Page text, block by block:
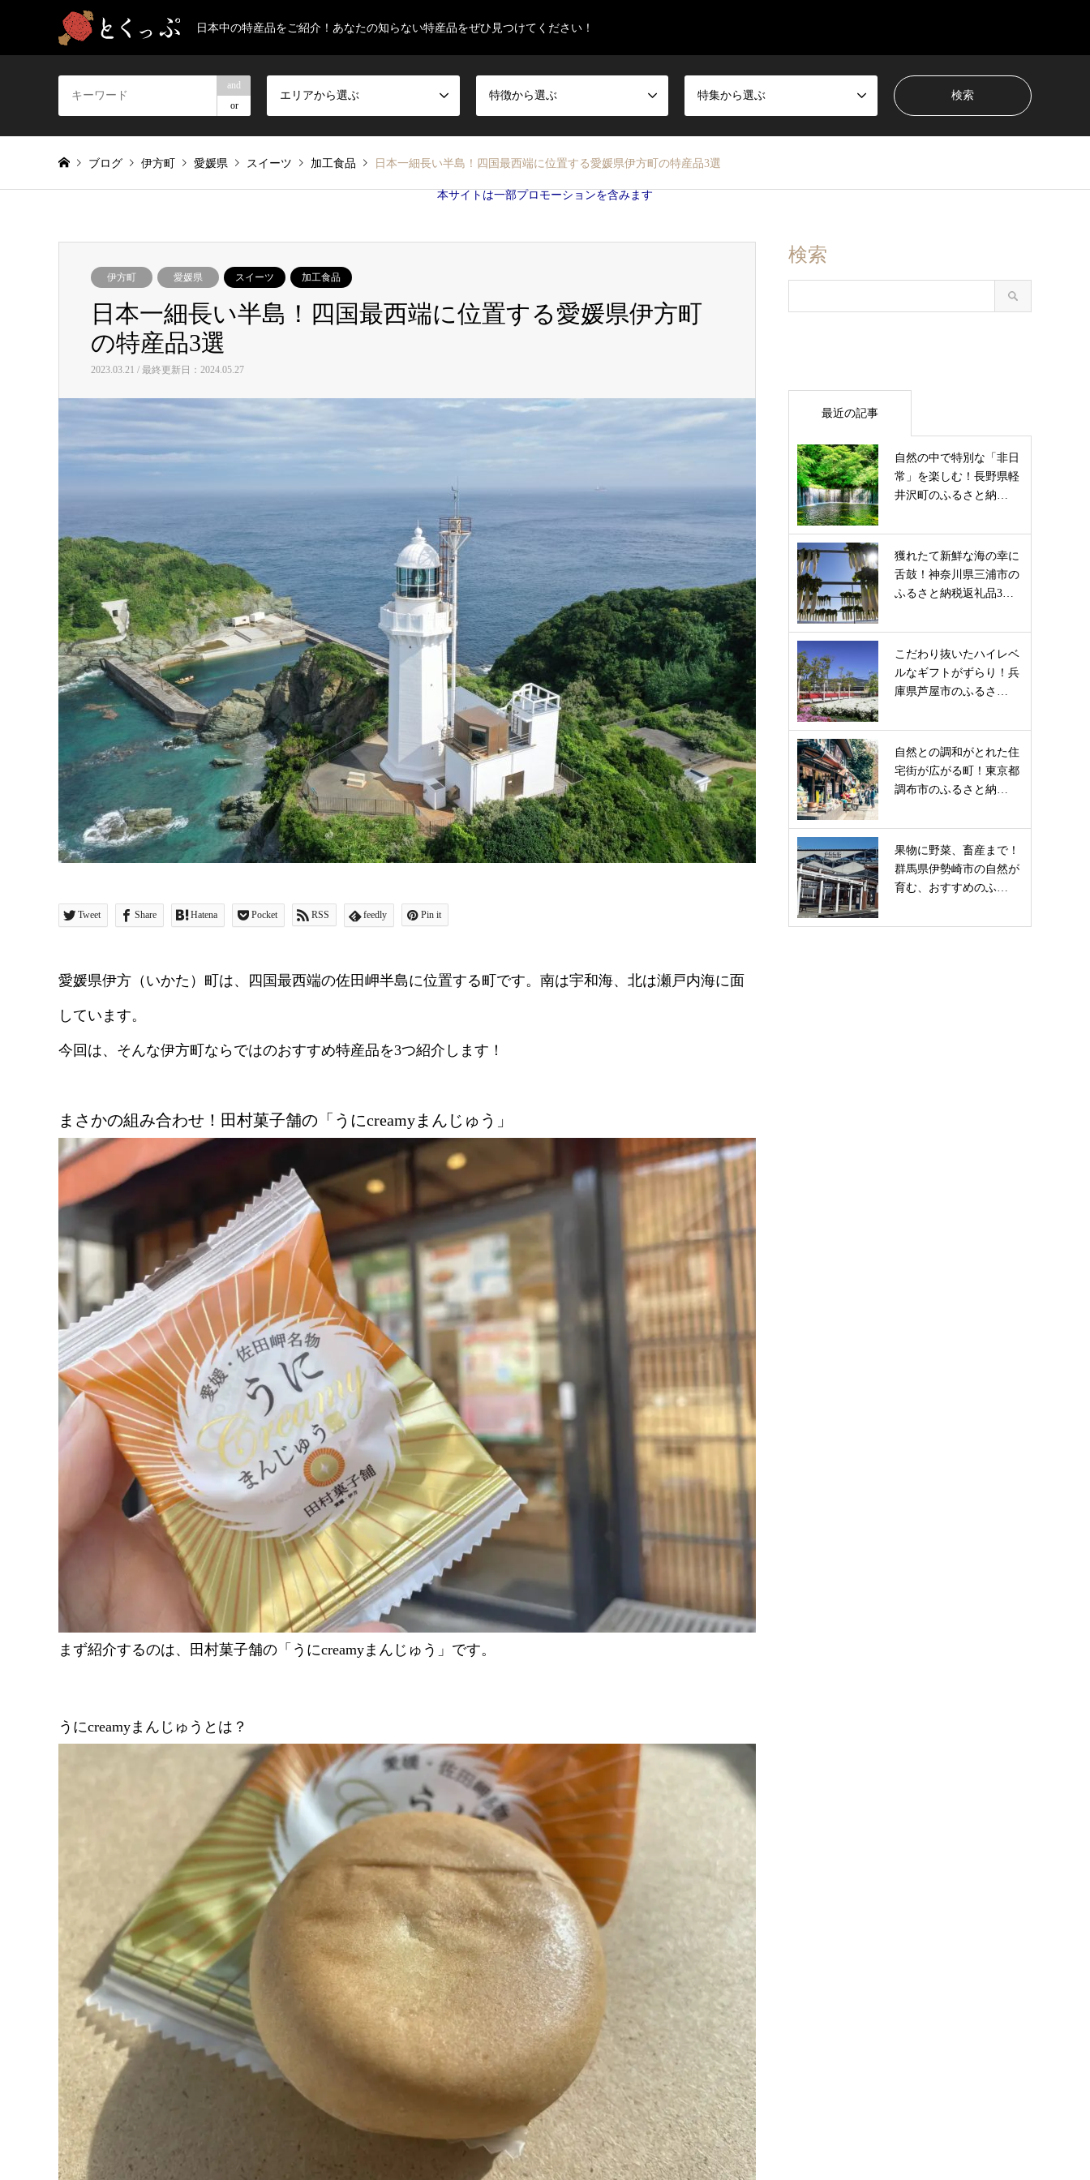
日本中の特産品をご紹介！あなたの知らない特産品をぜひ見つけてください！
and
or
エリアから選ぶ 特徴から選ぶ 特集から選ぶ
ブログ 伊方町 愛媛県 スイーツ 加工食品 日本一細長い半島！四国最西端に位置する愛媛県伊方町の特産品3選
本サイトは一部プロモーションを含みます
伊方町 愛媛県 スイーツ 加工食品
日本一細長い半島！四国最西端に位置する愛媛県伊方町
の特産品3選
2023.03.21 / 最終更新日：2024.05.27
Tweet Share Hatena Pocket RSS feedly Pin it
愛媛県伊方（いかた）町は、四国最西端の佐田岬半島に位置する町です。南は宇和海、北は瀬戸内海に面
しています。
今回は、そんな伊方町ならではのおすすめ特産品を3つ紹介します！
まさかの組み合わせ！田村菓子舗の「うにcreamyまんじゅう」
まず紹介するのは、田村菓子舗の「うにcreamyまんじゅう」です。
うにcreamyまんじゅうとは？
検索
最近の記事
自然の中で特別な「非日
常」を楽しむ！長野県軽
井沢町のふるさと納…
獲れたて新鮮な海の幸に
舌鼓！神奈川県三浦市の
ふるさと納税返礼品3…
こだわり抜いたハイレベ
ルなギフトがずらり！兵
庫県芦屋市のふるさ…
自然との調和がとれた住
宅街が広がる町！東京都
調布市のふるさと納…
果物に野菜、畜産まで！
群馬県伊勢崎市の自然が
育む、おすすめのふ…